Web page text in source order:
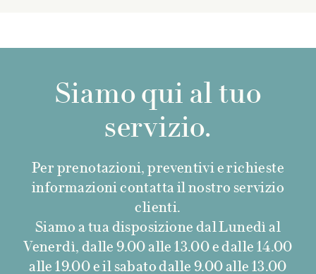
Siamo qui al tuo
servizio.
Per prenotazioni, preventivi e richieste
informazioni contatta il nostro servizio
clienti.
Siamo a tua disposizione dal Lunedì al
Venerdì, dalle 9.00 alle 13.00 e dalle 14.00
alle 19.00 e il sabato dalle 9.00 alle 13.00